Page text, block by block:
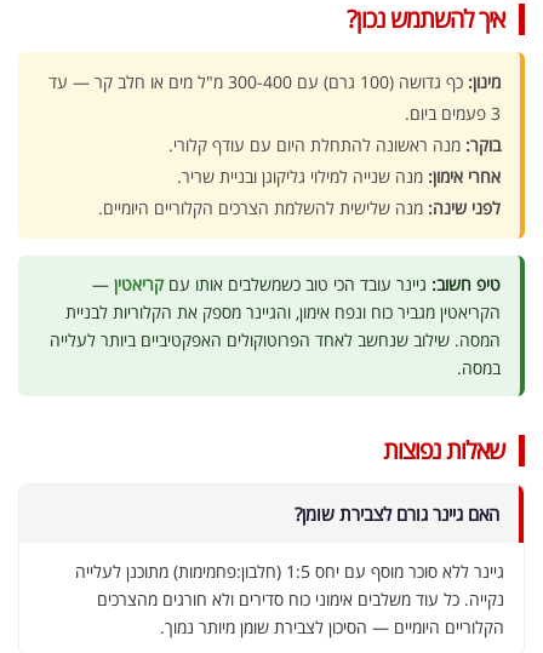
איך להשתמש נכון?
מינון:
כף גדושה (100 גרם) עם 300-400 מ"ל מים או חלב קר — עד
3 פעמים ביום.
בוקר: מנה ראשונה להתחלת היום עם עודף קלורי.
אחרי אימון: מנה שנייה למילוי גליקוגן ובניית שריר.
לפני שינה: מנה שלישית להשלמת הצרכים הקלוריים היומיים.
טיפ חשוב: גיינר עובד הכי טוב כשמשלבים אותו עםקריאטין —
הקריאטין מגביר כוח ונפח אימון, והגיינר מספק את הקלוריות לבניית
המסה. שילוב שנחשב לאחד הפרוטוקולים האפקטיביים ביותר לעלייה
במסה.
שאלות נפוצות
האם גיינר גורם לצבירת שומן?
גיינר ללא סוכר מוסף עם יחס 1:5 (חלבון:פחמימות) מתוכנן לעלייה
נקייה. כל עוד משלבים אימוני כוח סדירים ולא חורגים מהצרכים
הקלוריים היומיים — הסיכון לצבירת שומן מיותר נמוך.